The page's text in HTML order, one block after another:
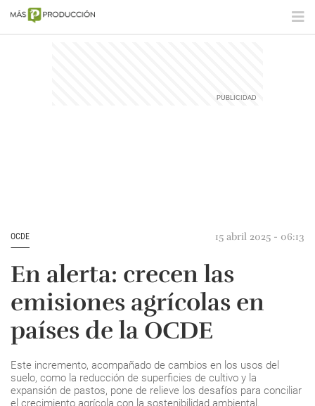
OCDE 15 abril 2025 - 06:13
En alerta: crecen las
emisiones agrícolas en
países de la OCDE
Este incremento, acompañado de cambios en los usos del
suelo, como la reducción de superficies de cultivo y la
expansión de pastos, pone de relieve los desafíos para conciliar
el crecimiento agrícola con la sostenibilidad ambiental.